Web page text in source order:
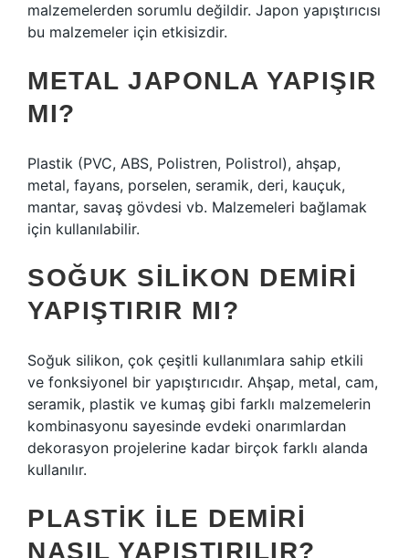
malzemelerden sorumlu değildir. Japon yapıştırıcısı
bu malzemeler için etkisizdir.
METAL JAPONLA YAPIŞIR
MI?
Plastik (PVC, ABS, Polistren, Polistrol), ahşap,
metal, fayans, porselen, seramik, deri, kauçuk,
mantar, savaş gövdesi vb. Malzemeleri bağlamak
için kullanılabilir.
SOĞUK SILIKON DEMIRI
YAPIŞTIRIR MI?
Soğuk silikon, çok çeşitli kullanımlara sahip etkili
ve fonksiyonel bir yapıştırıcıdır. Ahşap, metal, cam,
seramik, plastik ve kumaş gibi farklı malzemelerin
kombinasyonu sayesinde evdeki onarımlardan
dekorasyon projelerine kadar birçok farklı alanda
kullanılır.
PLASTIK ILE DEMIRI
NASIL YAPIŞTIRILIR?